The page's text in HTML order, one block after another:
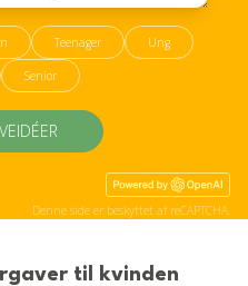
Teenager Ung
Senior
Denne side er beskyttet af reCAPTCHA.
til kvinden